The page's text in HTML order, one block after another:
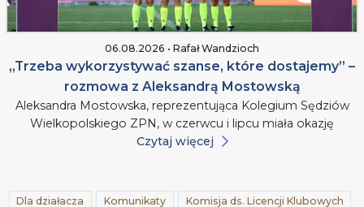
06.08.2026 • Rafał Wandzioch
„Trzeba wykorzystywać szanse, które dostajemy” –
rozmowa z Aleksandrą Mostowską
Aleksandra Mostowska, reprezentująca Kolegium Sędziów
Wielkopolskiego ZPN, w czerwcu i lipcu miała okazję
Czytaj więcej
Dla działacza Komunikaty Komisja ds. Licencji Klubowych